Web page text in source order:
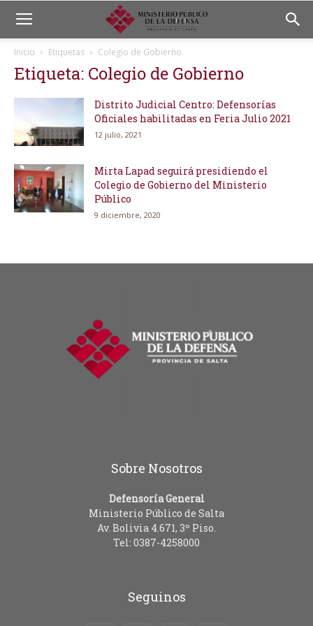
Inicio Etiquetas Colegio de Gobierno
Etiqueta: Colegio de Gobierno
Distrito Judicial Centro: Defensorías
Oficiales habilitadas en Feria Julio 2021
12 julio, 2021
Mirta Lapad seguirá presidiendo el
Colegio de Gobierno del Ministerio
Público
9 diciembre, 2020
Sobre Nosotros
Defensoría General
Ministerio Público de Salta
Av. Bolivia 4.671, 3º Piso.
Tel: 0387-4258000
Seguinos